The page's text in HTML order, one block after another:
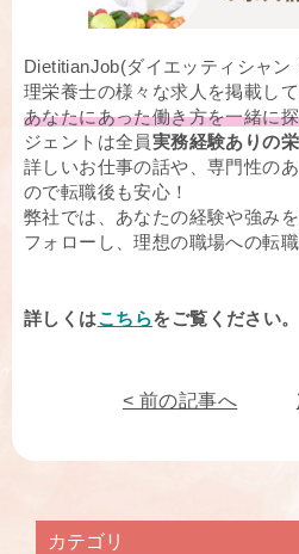
DietitianJob(ダイエッティシャ
理栄養士の様々な求人を掲載して
あなたにあった働き方を一緒に
ジェントは全員実務経験ありの
詳しいお仕事の話や、専門性の
ので転職後も安心！
弊社では、あなたの経験や強み
フォローし、理想の職場への転
詳しくはこちらをご覧ください。
< 前の記事へ
カテゴリ